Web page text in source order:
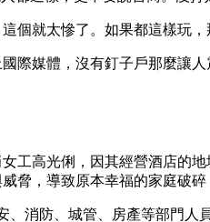
個就太慘了。如果都這樣玩
際媒體，沒有釘子戶那麼讓人
女工高光俐，因其經營酒店的
脅，導致原本幸福的家庭破碎
、消防、城管、房產等部門人